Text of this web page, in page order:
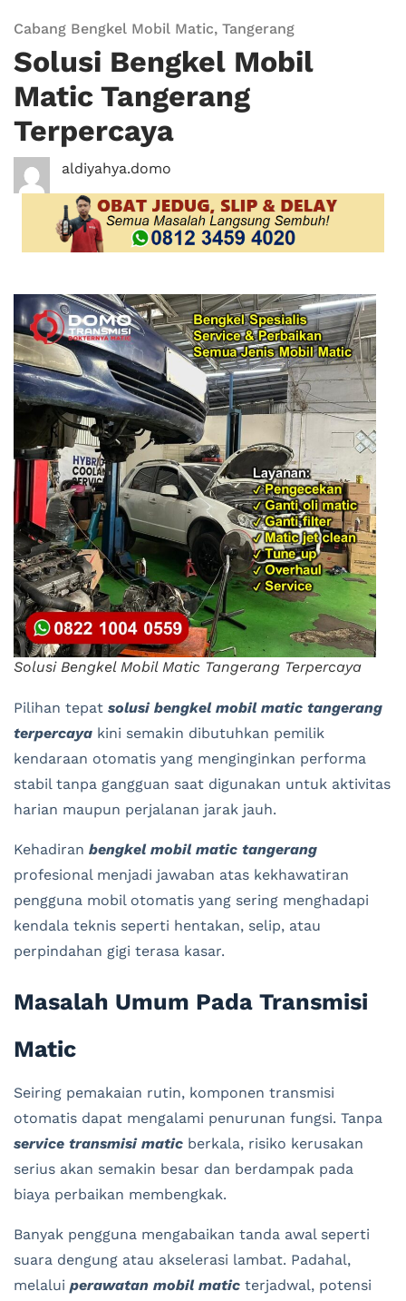
Cabang Bengkel Mobil Matic, Tangerang
Solusi Bengkel Mobil
Matic Tangerang
Terpercaya
aldiyahya.domo
Solusi Bengkel Mobil Matic Tangerang Terpercaya
Pilihan tepat solusi bengkel mobil matic tangerang
terpercaya kini semakin dibutuhkan pemilik
kendaraan otomatis yang menginginkan performa
stabil tanpa gangguan saat digunakan untuk aktivitas
harian maupun perjalanan jarak jauh.
Kehadiran bengkel mobil matic tangerang
profesional menjadi jawaban atas kekhawatiran
pengguna mobil otomatis yang sering menghadapi
kendala teknis seperti hentakan, selip, atau
perpindahan gigi terasa kasar.
Masalah Umum Pada Transmisi
Matic
Seiring pemakaian rutin, komponen transmisi
otomatis dapat mengalami penurunan fungsi. Tanpa
service transmisi matic berkala, risiko kerusakan
serius akan semakin besar dan berdampak pada
biaya perbaikan membengkak.
Banyak pengguna mengabaikan tanda awal seperti
suara dengung atau akselerasi lambat. Padahal,
melalui perawatan mobil matic terjadwal, potensi